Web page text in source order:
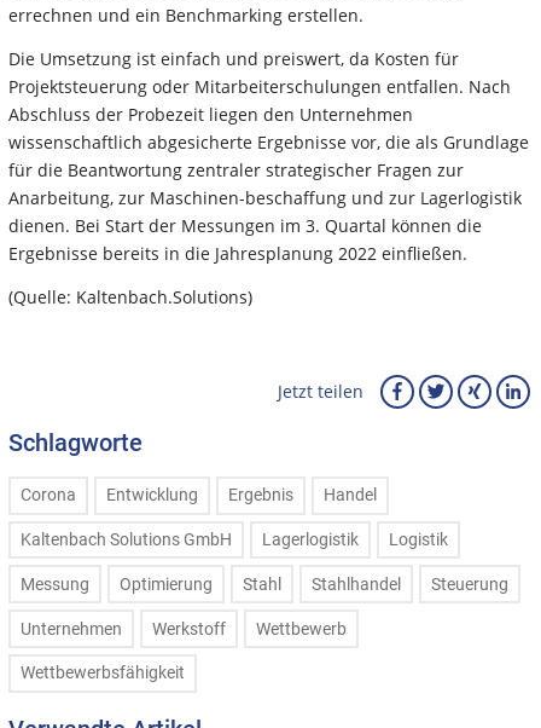
errechnen und ein Benchmarking erstellen.
Die Umsetzung ist einfach und preiswert, da Kosten für
Projektsteuerung oder Mitarbeiterschulungen entfallen. Nach
Abschluss der Probezeit liegen den Unternehmen
wissenschaftlich abgesicherte Ergebnisse vor, die als Grundlage
für die Beantwortung zentraler strategischer Fragen zur
Anarbeitung, zur Maschinen-beschaffung und zur Lagerlogistik
dienen. Bei Start der Messungen im 3. Quartal können die
Ergebnisse bereits in die Jahresplanung 2022 einfließen.
(Quelle: Kaltenbach.Solutions)
Jetzt teilen
Schlagworte
Corona Entwicklung Ergebnis Handel
Kaltenbach Solutions GmbH Lagerlogistik Logistik
Messung Optimierung Stahl Stahlhandel Steuerung
Unternehmen Werkstoff Wettbewerb
Wettbewerbsfähigkeit